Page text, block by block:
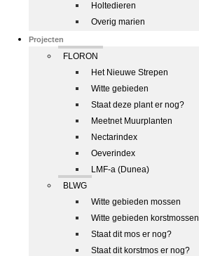
Holtedieren
Overig marien
Projecten
FLORON
Het Nieuwe Strepen
Witte gebieden
Staat deze plant er nog?
Meetnet Muurplanten
Nectarindex
Oeverindex
LMF-a (Dunea)
BLWG
Witte gebieden mossen
Witte gebieden korstmossen
Staat dit mos er nog?
Staat dit korstmos er nog?